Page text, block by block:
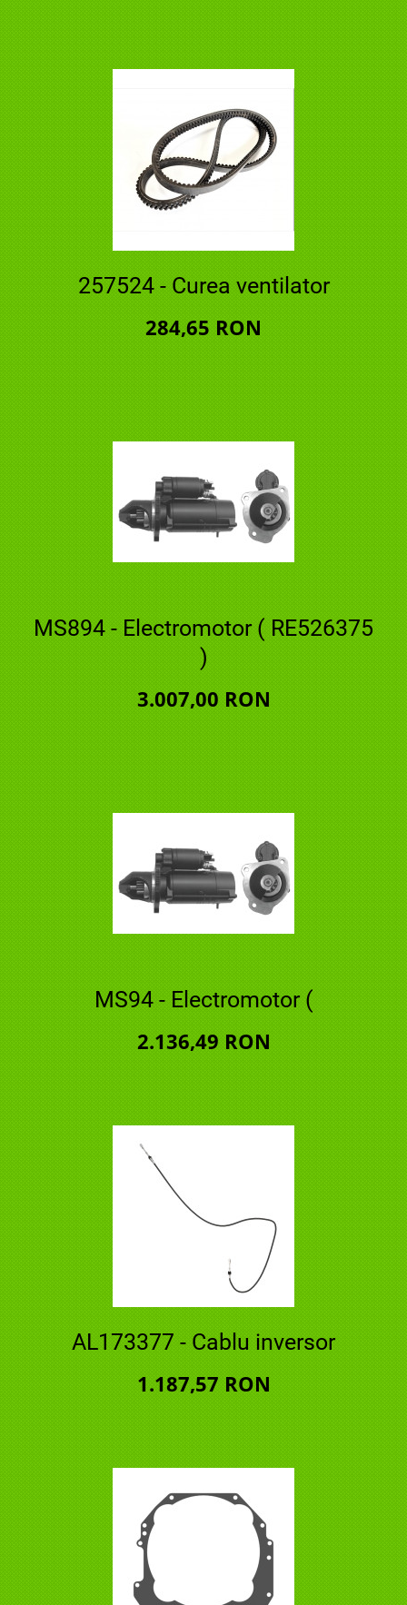
257524 - Curea ventilator
284,65 RON
MS894 - Electromotor ( RE526375
)
3.007,00 RON
MS94 - Electromotor (
2.136,49 RON
AL173377 - Cablu inversor
1.187,57 RON